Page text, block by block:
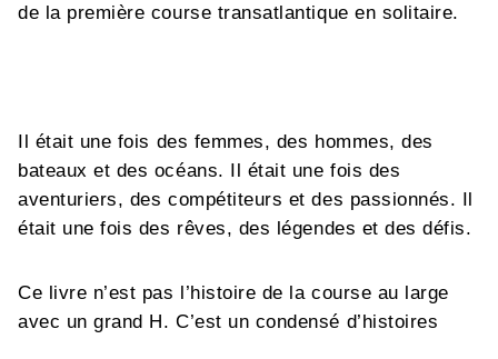
de la première course transatlantique en solitaire.
Il était une fois des femmes, des hommes, des
bateaux et des océans. Il était une fois des
aventuriers, des compétiteurs et des passionnés. Il
était une fois des rêves, des légendes et des défis.
Ce livre n’est pas l’histoire de la course au large
avec un grand H. C’est un condensé d’histoires